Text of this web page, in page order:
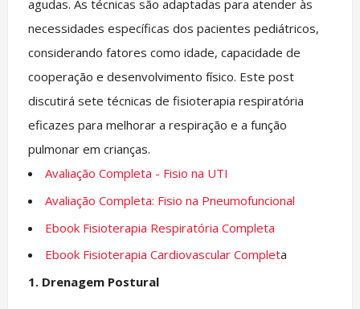
agudas. As técnicas são adaptadas para atender às
necessidades específicas dos pacientes pediátricos,
considerando fatores como idade, capacidade de
cooperação e desenvolvimento físico. Este post
discutirá sete técnicas de fisioterapia respiratória
eficazes para melhorar a respiração e a função
pulmonar em crianças.
Avaliação Completa - Fisio na UTI
Avaliação Completa: Fisio na Pneumofuncional
Ebook Fisioterapia Respiratória Completa
Ebook Fisioterapia Cardiovascular Completa
1. Drenagem Postural